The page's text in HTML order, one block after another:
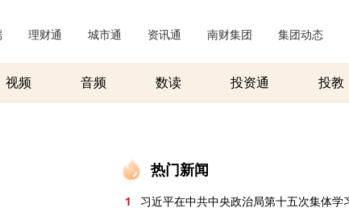
理财通 城市通 资讯通 南财集团 集团动态
视频 音频 数读 投资通 投教
热门新闻
1
习近平在中共中央政治局第十五次集体学